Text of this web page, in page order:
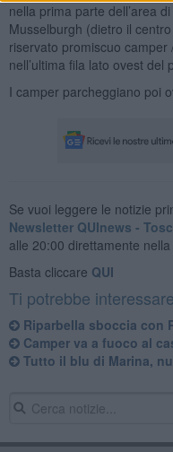
nella prima parte dell’area
Musselburgh (dietro il
riservato promiscuo
nell’ultima fila lato ovest del
I camper parcheggiano poi
Se vuoi leggere le notizie
Newsletter QUInews -
alle 20:00 direttamente
Basta cliccare QUI
Ti potrebbe
Riparbella sboccia con
Camper va a fuoco al
Tutto il blu di Marina,